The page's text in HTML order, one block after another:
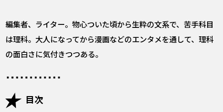
編集者、ライター。物心ついた頃から生粋の文系で、苦手科目
は理科。大人になってから漫画などのエンタメを通して、理科
の面白さに気付きつつある。
目次